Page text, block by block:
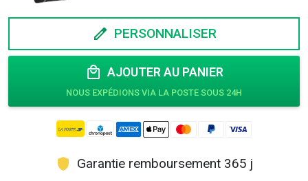
AIR
PERSONNALISER
était :
99,95 €.
est :
29,95 €.
AJOUTER AU PANIER
Garantie remboursement 365 j